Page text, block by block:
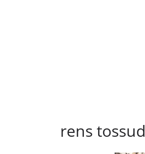
rens tossud